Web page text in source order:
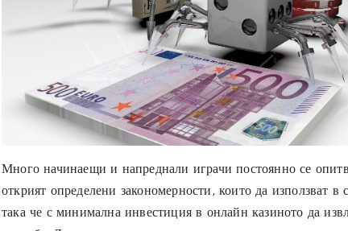
Много начинаещи и напреднали играчи постоянно се
открият определени закономерности, които да използват в
така че с минимална инвестиция в онлайн казиното да